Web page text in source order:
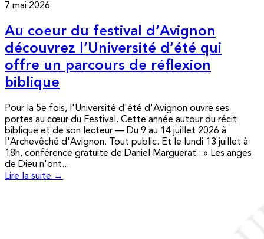
7 mai 2026
Au coeur du festival d’Avignon
découvrez l’Université d’été qui
offre un parcours de réflexion
biblique
Pour la 5e fois, l'Université d'été d'Avignon ouvre ses
portes au cœur du Festival. Cette année autour du récit
biblique et de son lecteur — Du 9 au 14 juillet 2026 à
l'Archevêché d'Avignon. Tout public. Et le lundi 13 juillet à
18h, conférence gratuite de Daniel Marguerat : « Les anges
de Dieu n'ont...
Lire la suite →